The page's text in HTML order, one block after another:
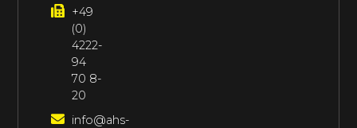
+49
(0)
4222-
94
70 8-
20
info@ahs-